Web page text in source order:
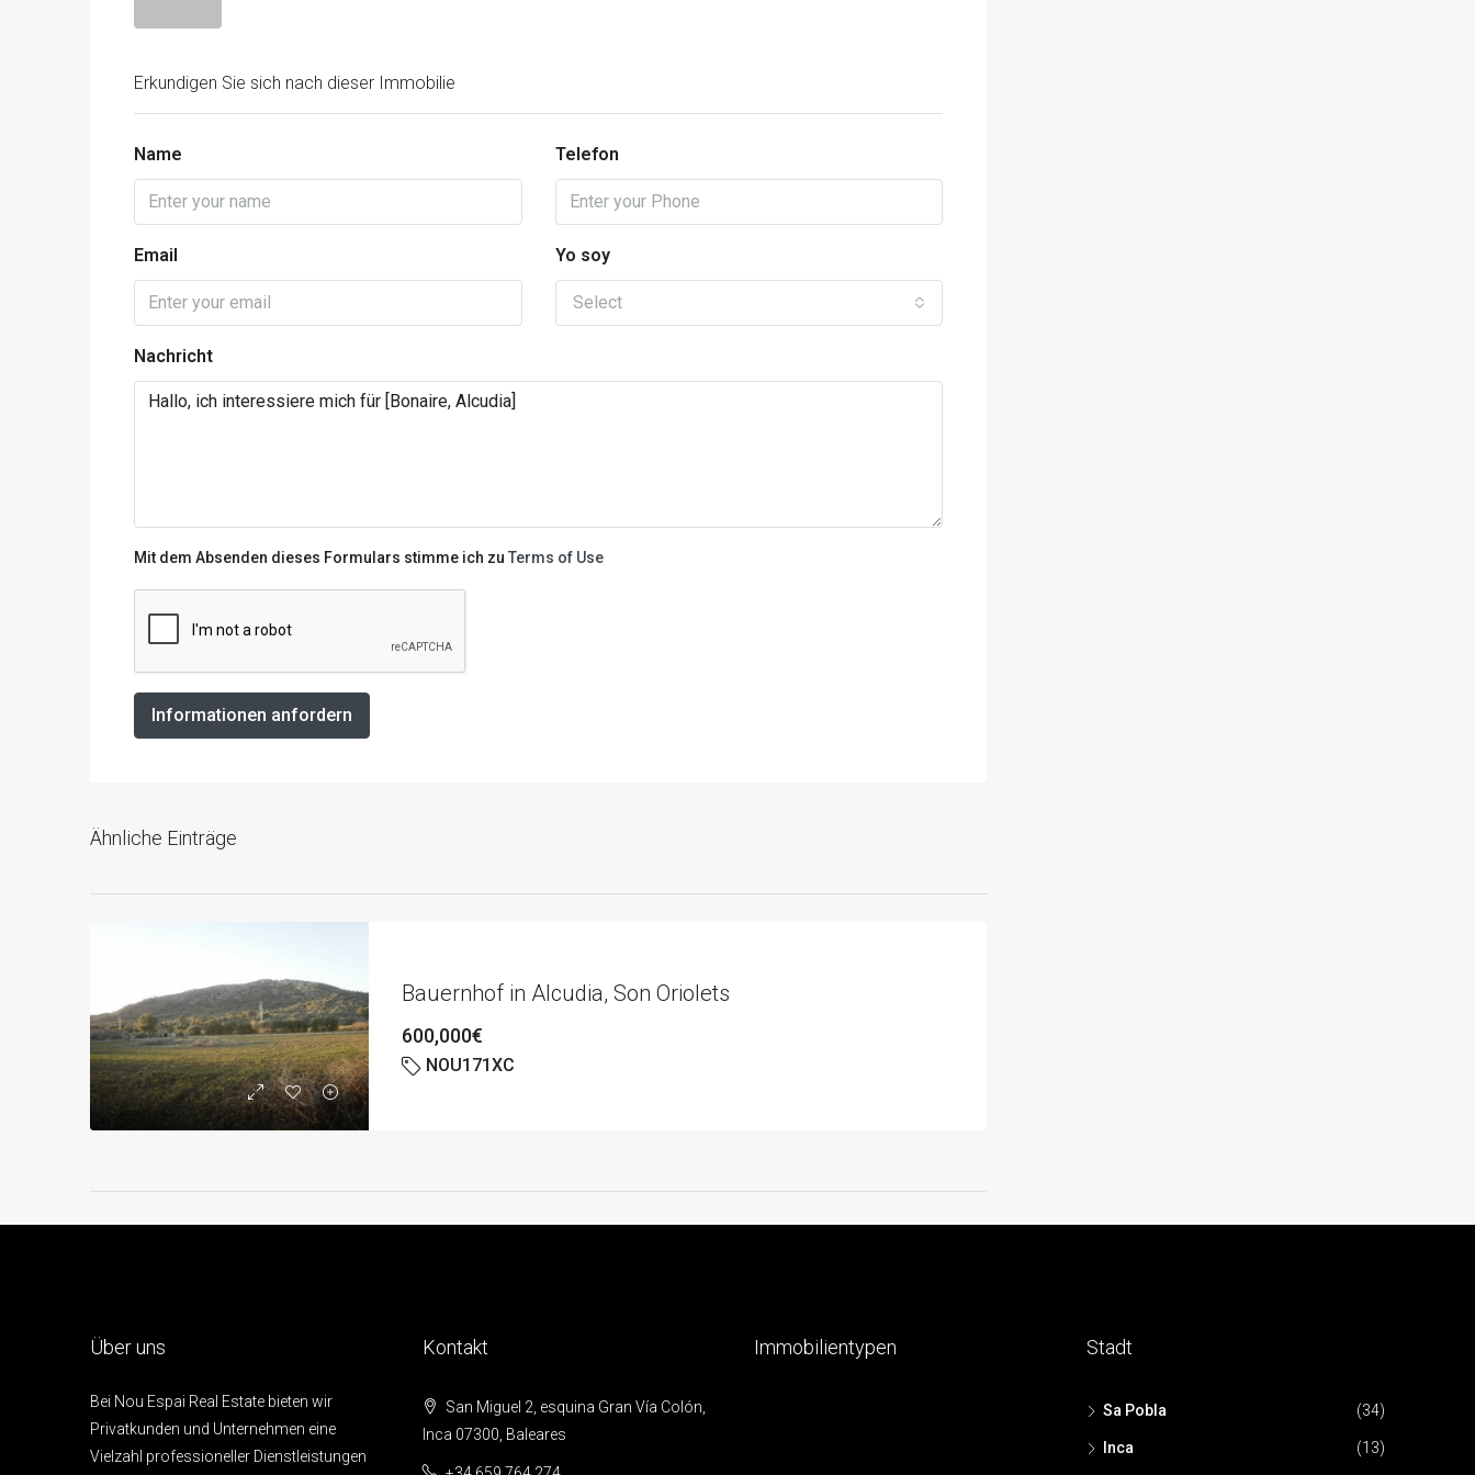
Erkundigen Sie sich nach dieser Immobilie
Name Telefon
Email Yo soy
Select
Nachricht
Mit dem Absenden dieses Formulars stimme ich zu Terms of Use
Informationen anfordern
Ähnliche Einträge
Bauernhof in Alcudia, Son Oriolets
600,000€
NOU171XC
Über uns
Bei Nou Espai Real Estate bieten wir
Privatkunden und Unternehmen eine
Vielzahl professioneller Dienstleistungen
Kontakt
San Miguel 2, esquina Gran Vía Colón,
Inca 07300, Baleares
Immobilientypen Stadt
Sa Pobla (34)
Inca (13)